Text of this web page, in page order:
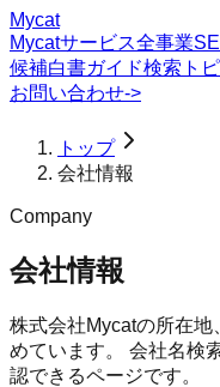
Mycat
Mycatサービス全事業
候補白書ガイド検索ト
お問い合わせ->
トップ
会社情報
Company
会社情報
株式会社Mycatの所在地
めています。 会社名検
認できるページです。